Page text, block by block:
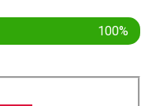
100%